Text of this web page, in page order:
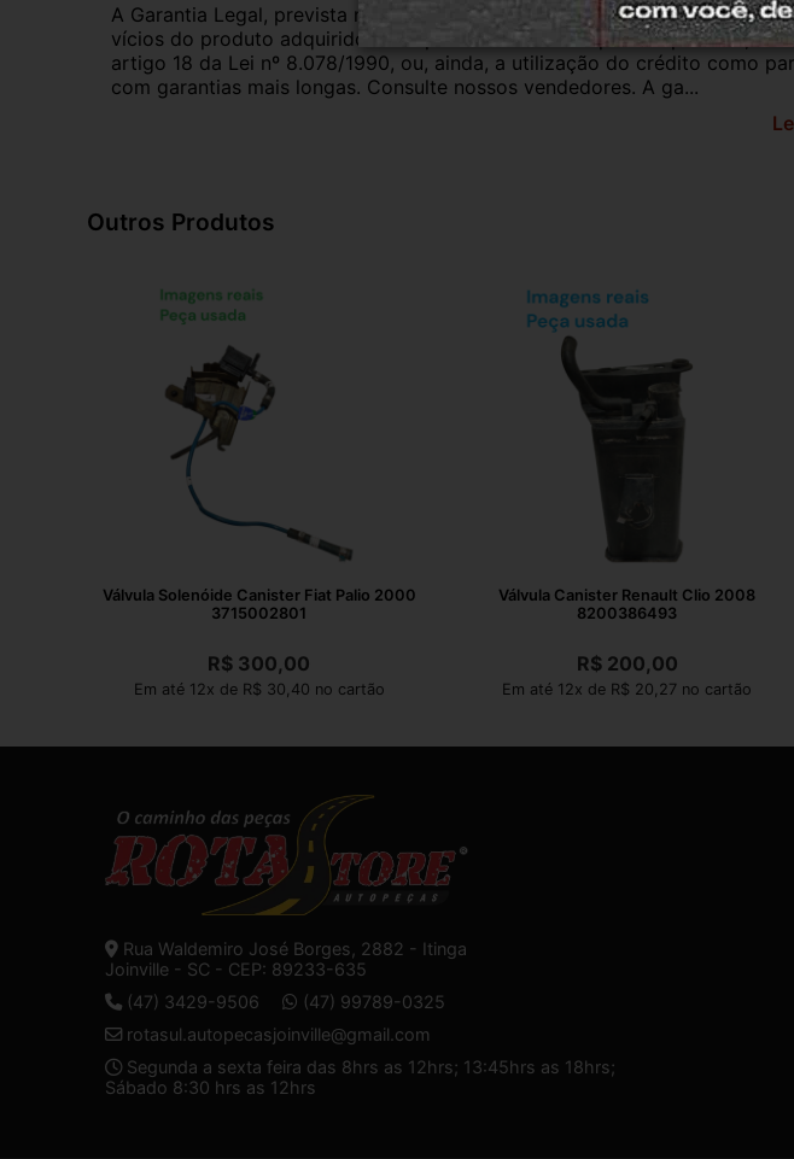
A Garantia Legal, prevista no Código de Defesa do Consumidor, é de
vícios do produto adquirido.Na impossibilidade de reparar o produto, o
artigo 18 da Lei nº 8.078/1990, ou, ainda, a utilização do crédito como
com garantias mais longas. Consulte nossos vendedores. A ga...
Outros Produtos
Válvula Solenóide Canister Fiat Palio 2000
3715002801
R$ 300,00
Em até 12x de R$ 30,40 no cartão
Válvula Canister Renault Clio 2008
8200386493
R$200,00
Em até 12x de R$ 20,27 no cartão
Rua Waldemiro José Borges, 2882 - Itinga
Joinville - SC - CEP: 89233-635
(47) 3429-9506
(47) 99789-0325
rotasul.autopecasjoinville@gmail.com
Segunda a sexta feira das 8hrs as 12hrs; 13:45hrs as 18hrs;
Sábado 8:30 hrs as 12hrs